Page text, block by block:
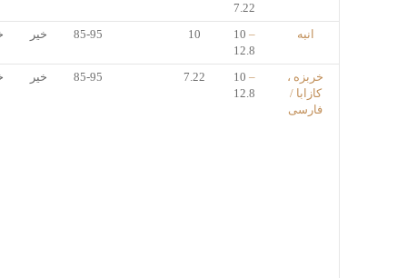
7.22
انبه 10 –
12.8
10
85-95 خیر
خربزه ،
کازابا /
فارسی
10 –
12.8
7.22
85-95 خیر